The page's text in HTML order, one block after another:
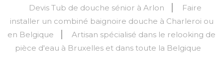
Devis Tub de douche sénior à Arlon
Faire
installer un combiné baignoire douche à Charleroi ou
en Belgique
Artisan spécialisé dans le relooking de
pièce d'eau à Bruxelles et dans toute la Belgique